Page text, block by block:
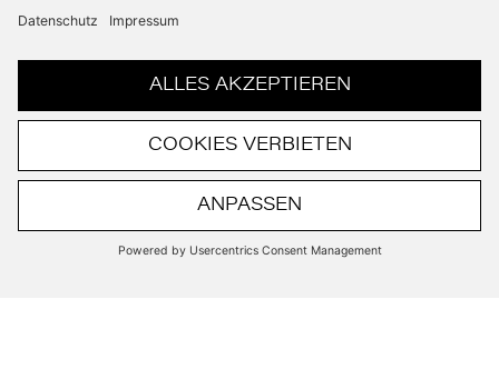
Stromverbrauch kombiniert 17,7 kWh/100 km;
Kia EV3 (GT-line) 150 kW (204 PS):
Stromverbrauch kombiniert 16,2 kWh/100 km;
CO2-Emissionen kombiniert 0 g/km; CO2-
Klasse A. Bis zu 563 km Reichweite.